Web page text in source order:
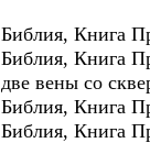
Библия, Книга
Библия, Книга
две вены со
Библия,
Библия, Книга